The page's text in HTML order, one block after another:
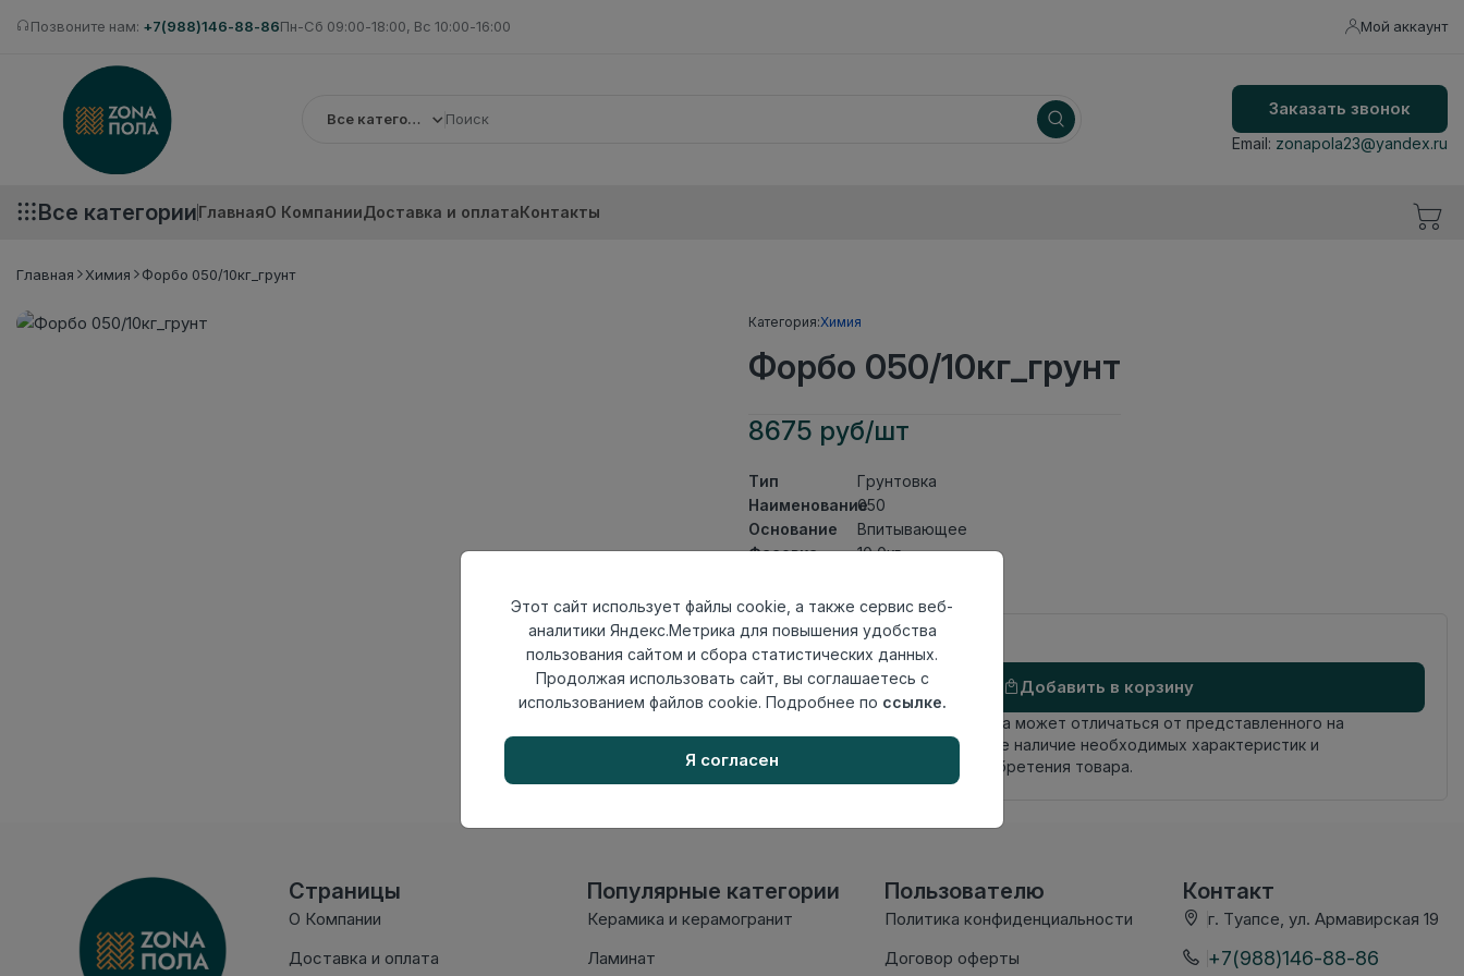
Позвоните нам: +7(988)146-88-86Пн-Сб 09:00-18:00, Вс 10:00-16:00 Мой аккаунт
Все категории
Заказать звонок
Email: zonapola23@yandex.ru
Все категорииГлавнаяО КомпанииДоставка и оплатаКонтакты
Главная Химия Форбо 050/10кг_грунт
Категория:Химия
Форбо 050/10кг_грунт
8675 руб/шт
Тип
Грунтовка
Наименование050
Основание
Впитывающее
Фасовка
10,0кг
происхождения
Осталось20 шт
Добавить в корзину
Внимание! Внешний вид товара может отличаться от представленного на
настоящем сайте. Проверяйте наличие необходимых характеристик и
комплектации в момент приобретения товара.
Страницы
О Компании
Доставка и оплата
Популярные категории
Керамика и керамогранит
Ламинат
Пользователю
Политика конфиденциальности
Договор оферты
Контакт
г. Туапсе, ул. Армавирская 19
+7(988)146-88-86
Этот сайт использует файлы cookie, а также сервис веб-
аналитики Яндекс.Метрика для повышения удобства
пользования сайтом и сбора статистических данных.
Продолжая использовать сайт, вы соглашаетесь с
использованием файлов cookie. Подробнее по ссылке.
Я согласен